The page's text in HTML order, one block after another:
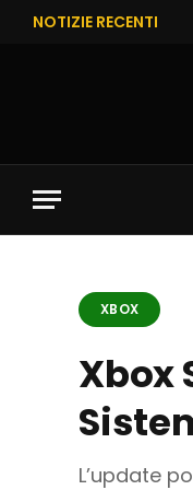
NOTIZIE RECENTI
XBOX
Xbox
L’update